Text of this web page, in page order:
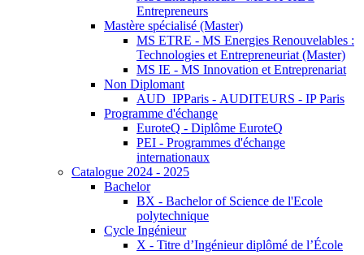
Entrepreneurs
Mastère spécialisé (Master)
MS ETRE - MS Energies Renouvelables :
Technologies et Entrepreneuriat (Master)
MS IE - MS Innovation et Entreprenariat
Non Diplomant
AUD_IPParis - AUDITEURS - IP Paris
Programme d'échange
EuroteQ - Diplôme EuroteQ
PEI - Programmes d'échange
internationaux
Catalogue 2024 - 2025
Bachelor
BX - Bachelor of Science de l'Ecole
polytechnique
Cycle Ingénieur
X - Titre d’Ingénieur diplômé de l’École